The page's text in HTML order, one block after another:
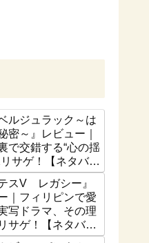
ルジュラック～は
密～』レビュー｜
で交錯する“心の揺
リサゲ！【ネタバレ
スV レガシー』
｜フィリピンで愛
写ドラマ、その理
サゲ！【ネタバレ